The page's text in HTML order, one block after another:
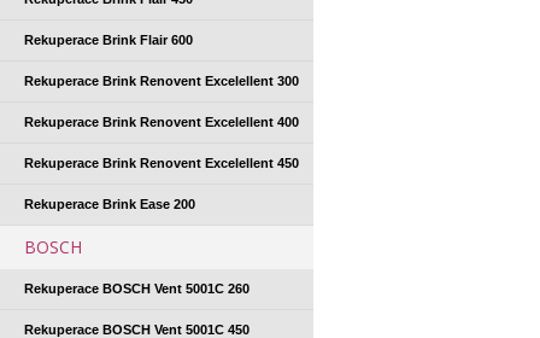
Rekuperace Brink Flair 600
Rekuperace Brink Renovent Excelellent 300
Rekuperace Brink Renovent Excelellent 400
Rekuperace Brink Renovent Excelellent 450
Rekuperace Brink Ease 200
BOSCH
Rekuperace BOSCH Vent 5001C 260
Rekuperace BOSCH Vent 5001C 450